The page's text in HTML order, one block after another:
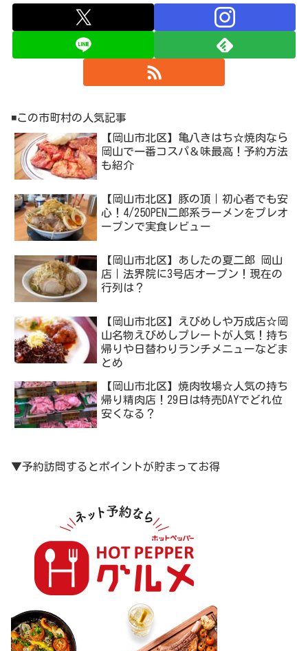
◾️この市町村の人気記事
【岡山市北区】亀八きはち☆焼肉なら
岡山で一番コスパ＆味最高！予約方法
も紹介
【岡山市北区】豚の頂｜初心者でも安
心！4/25OPEN二郎系ラーメンをプレオ
ープンで実食レビュー
【岡山市北区】あしたの夏二郎 岡山
店｜法界院に3号店オープン！現在の
行列は？
【岡山市北区】えびめしや万成店☆岡
山名物えびめしプレートが人気！持ち
帰りや日替わりランチメニューなどま
とめ
【岡山市北区】焼肉牧場☆人気の持ち
帰り精肉店！29日は特売DAYでどれ位
安くなる？
▼予約訪問するとポイントが貯まってお得